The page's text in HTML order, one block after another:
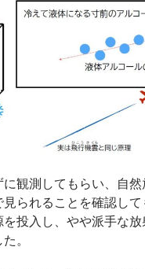
観測してもらい、自
られることを確認して
投入し、やや派手な
。